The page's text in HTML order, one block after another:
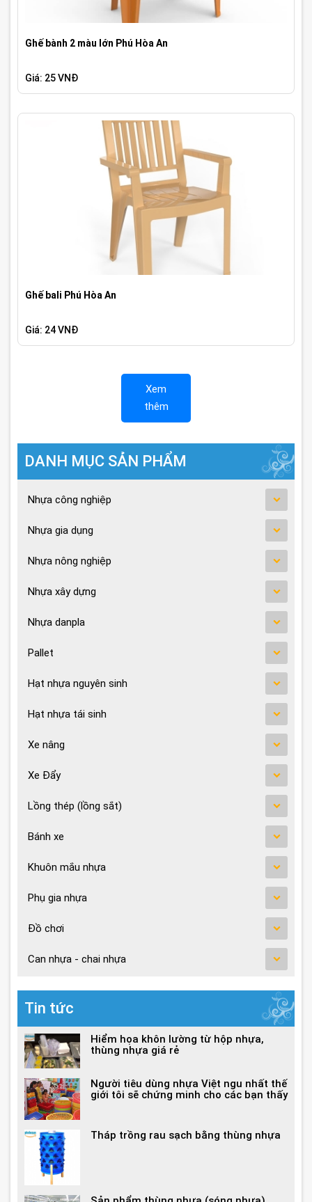
Ghế bành 2 màu lớn Phú Hòa An
Giá: 25 VNĐ
Ghế bali Phú Hòa An
Giá: 24 VNĐ
Xem
thêm
DANH MỤC SẢN PHẨM
Nhựa công nghiệp
Nhựa gia dụng
Nhựa nông nghiệp
Nhựa xây dựng
Nhựa danpla
Pallet
Hạt nhựa nguyên sinh
Hạt nhựa tái sinh
Xe nâng
Xe Đẩy
Lồng thép (lồng sắt)
Bánh xe
Khuôn mắu nhựa
Phụ gia nhựa
Đồ chơi
Can nhựa - chai nhựa
Tin tức
Hiểm họa khôn lường từ hộp nhựa,
thùng nhựa giá rẻ
Người tiêu dùng nhựa Việt ngu nhất thế
giới tôi sẽ chứng minh cho các bạn thấy
Tháp trồng rau sạch bằng thùng nhựa